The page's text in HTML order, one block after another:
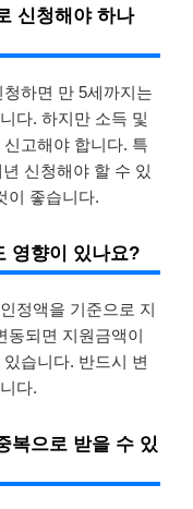
신청해야 하나
하면 만 5세까지는
다. 하지만 소득 및
고해야 합니다. 특
신청해야 할 수 있
이 좋습니다.
영향이 있나요?
정액을 기준으로 지
동되면 지원금액이
습니다. 반드시 변
다.
복으로 받을 수 있